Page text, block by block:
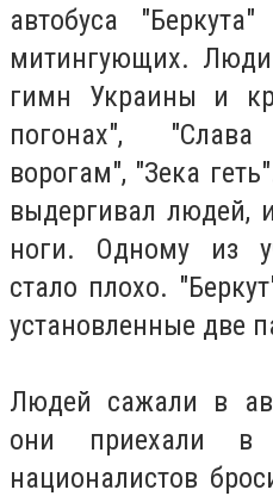
автобуса
митингующих.
гимн Украины и
погонах",
ворогам", "Зека
выдергивал людей,
ноги. Одному из
стало плохо.
установленные две
Людей сажали в
они приехали
националистов